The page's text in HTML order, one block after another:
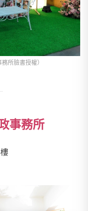
所臉書授權）
事務所
樓